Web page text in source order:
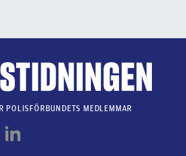
POLISFÖRBUNDETS MEDLEMMAR